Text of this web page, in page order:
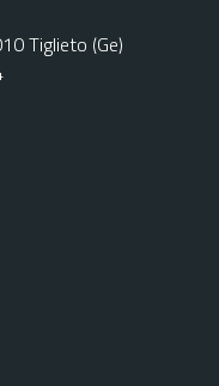
Tiglieto (Ge)